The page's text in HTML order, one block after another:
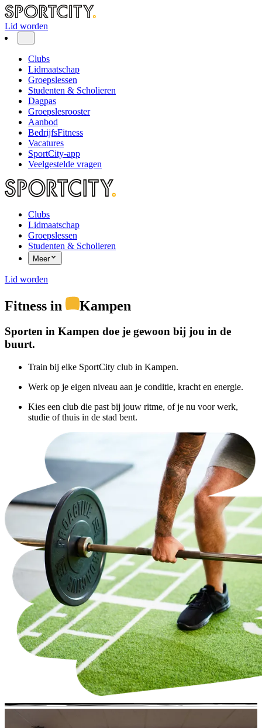
Lid worden
Clubs
Lidmaatschap
Groepslessen
Studenten & Scholieren
Dagpas
Groepslesrooster
Aanbod
BedrijfsFitness
Vacatures
SportCity-app
Veelgestelde vragen
Clubs
Lidmaatschap
Groepslessen
Studenten & Scholieren
Meer
Lid worden
Fitness in Kampen
Sporten in Kampen doe je gewoon bij jou in de
buurt.
Train bij elke SportCity club in Kampen.
Werk op je eigen niveau aan je conditie, kracht en energie.
Kies een club die past bij jouw ritme, of je nu voor werk,
studie of thuis in de stad bent.